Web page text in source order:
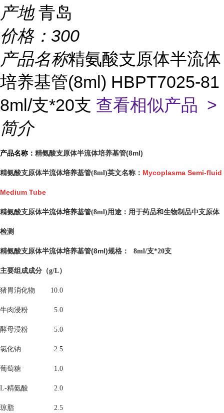
产地 青岛
价格： 300
产品名称精氨酸支原体半流体
培养基管(8ml) HBPT7025-81
8ml/支*20支 查看相似产品 >
简介
产品名称： 精氨酸支原体半流体培养基管(8ml)
精氨酸支原体半流体培养基管(8ml)英文名称： Mycoplasma Semi-fluid
Medium Tube
精氨酸支原体半流体培养基管(8ml)用途： 用于药品和生物制品中支原体
检测
精氨酸支原体半流体培养基管(8ml)规格： 8ml/支*20支
主要组成成分（g/L）
猪胃消化物 10.0
牛肉浸粉 5.0
酵母浸粉 5.0
氯化钠 2.5
葡萄糖 1.0
L-精氨酸 2.0
琼脂 2.5